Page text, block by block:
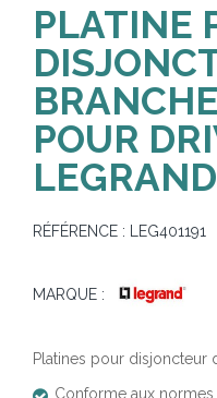
PLATINE
POUR
LEGRAND
RÉFÉRENCE : LEG401191
MARQUE :
Platines pour disjoncteur
Conforme aux